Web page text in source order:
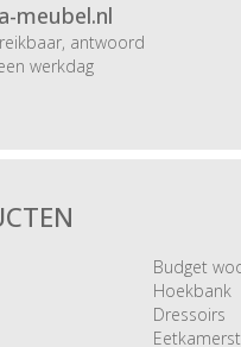
meubel.nl
antwoord
werkdag
Budget
Hoekbank
Dressoirs